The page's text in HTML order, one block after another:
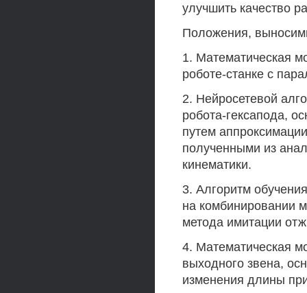
улучшить качество
Положения,
1. Математическая
роботе-станке с
2. Нейросетевой
робота-гексапода,
путем
полученными из
кинематики.
3. Алгоритм
на комбинировании
метода имитации
4. Математическая
выходного звена,
изменения длины